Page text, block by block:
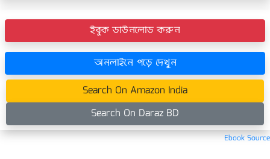
ইবুক ডাউনলোড করুন
অনলাইনে পড়ে দেখুন
Search On Amazon India
Search On Daraz BD
Ebook Source